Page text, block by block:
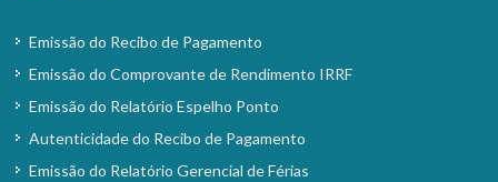
Emissão do Recibo de Pagamento
Emissão do Comprovante de Rendimento IRRF
Emissão do Relatório Espelho Ponto
Autenticidade do Recibo de Pagamento
Emissão do Relatório Gerencial de Férias